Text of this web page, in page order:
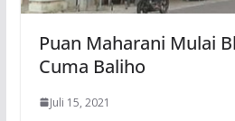
Puan Maharani Mulai
Cuma Baliho
Juli 15, 2021